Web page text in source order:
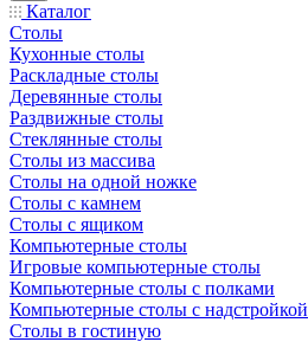
Каталог
Столы
Кухонные столы
Раскладные столы
Деревянные столы
Раздвижные столы
Стеклянные столы
Столы из массива
Столы на одной ножке
Столы с камнем
Столы с ящиком
Компьютерные столы
Игровые компьютерные столы
Компьютерные столы с полками
Компьютерные столы с надстройкой
Столы в гостиную